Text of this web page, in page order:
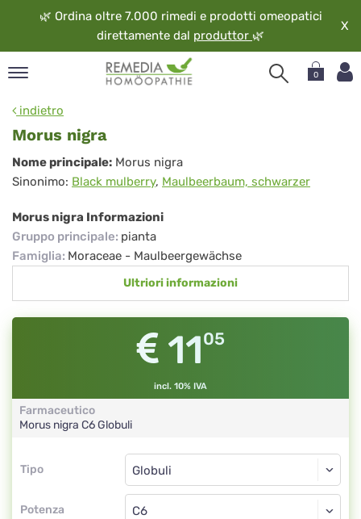
🌿 Ordina oltre 7.000 rimedi e prodotti omeopatici
direttamente dal produttor 🌿
X
0
indietro
Morus nigra
Morus
nigra
Nome principale: Morus nigra
Sinonimo: Black mulberry, Maulbeerbaum, schwarzer
Morus nigra Informazioni
Gruppo principale: pianta
Famiglia: Moraceae - Maulbeergewächse
Ultriori informazioni
1105
incl. 10% IVA
Farmaceutico
Morus nigra C6Globuli
Tipo
Tipo
Potenza
Globuli
C6